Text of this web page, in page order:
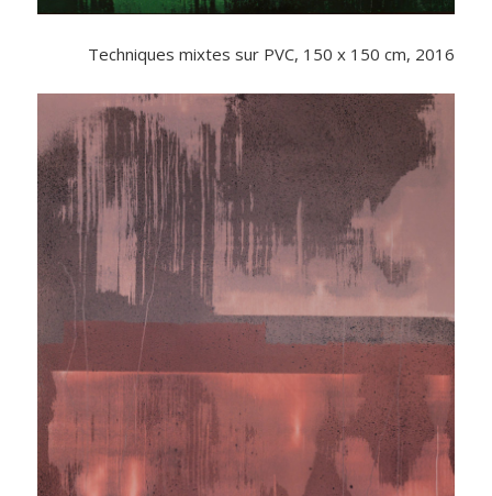
Techniques mixtes sur PVC, 150 x 150 cm, 2016